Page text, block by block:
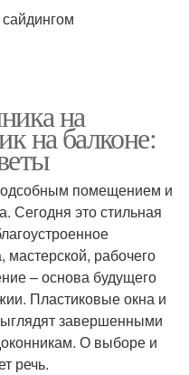
на
на балконе:
помещением и
Сегодня это стильная
мастерской, рабочего
– основа будущего
Пластиковые окна и
завершенными
О выборе и
речь.